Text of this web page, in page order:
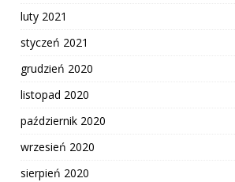
luty 2021
styczeń 2021
grudzień 2020
listopad 2020
październik 2020
wrzesień 2020
sierpień 2020